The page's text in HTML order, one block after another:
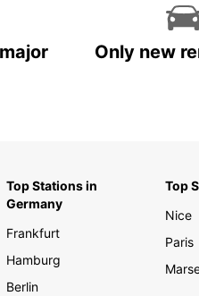
Only new
Top Stations in
Germany
Frankfurt
Hamburg
Berlin
Top
Nice
Paris